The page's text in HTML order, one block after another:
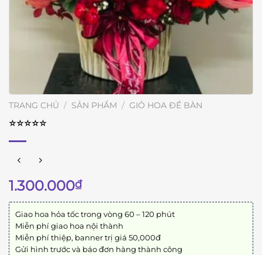
TRANG CHỦ / SẢN PHẨM / GIỎ HOA ĐỂ BÀN
⭐︎⭐︎⭐︎⭐︎⭐︎
1.300.000₫
Giao hoa hỏa tốc trong vòng 60 – 120 phút
Miễn phí giao hoa nội thành
Miễn phí thiệp, banner trị giá 50,000đ
Gửi hình trước và báo đơn hàng thành công